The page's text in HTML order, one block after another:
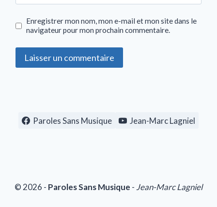
Enregistrer mon nom, mon e-mail et mon site dans le
navigateur pour mon prochain commentaire.
Paroles Sans Musique Jean-Marc Lagniel
© 2026 - Paroles Sans Musique -Jean-Marc Lagniel